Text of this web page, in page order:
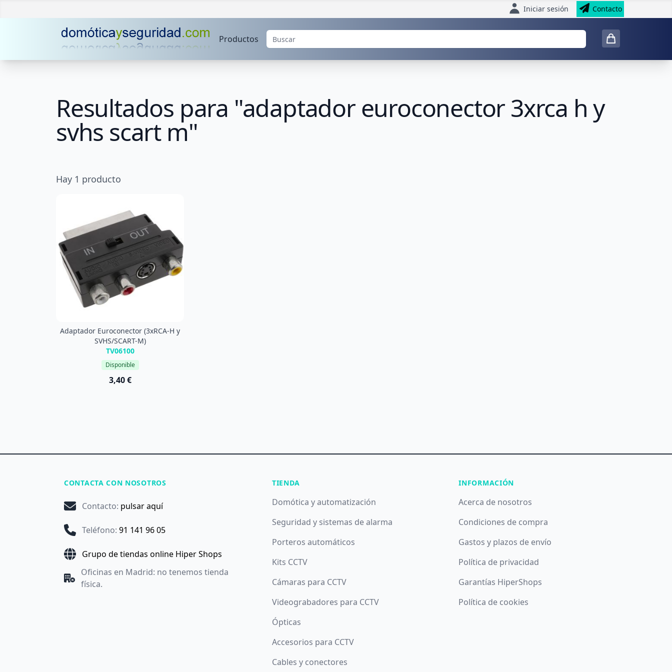
Iniciar sesión Contacto
Productos
Resultados para "adaptador euroconector 3xrca h y
svhs scart m"
Hay 1 producto
Adaptador Euroconector (3xRCA-H y
SVHS/SCART-M)
TV06100
Disponible
3,40 €
CONTACTA CON NOSOTROS
Contacto: pulsar aquí
Teléfono: 91 141 96 05
Grupo de tiendas online Hiper Shops
Oficinas en Madrid: no tenemos tienda
física.
TIENDA
Domótica y automatización
Seguridad y sistemas de alarma
Porteros automáticos
Kits CCTV
Cámaras para CCTV
Videograbadores para CCTV
Ópticas
Accesorios para CCTV
Cables y conectores
INFORMACIÓN
Acerca de nosotros
Condiciones de compra
Gastos y plazos de envío
Política de privacidad
Garantías HiperShops
Política de cookies